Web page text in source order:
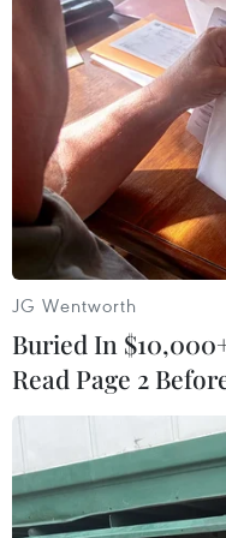
phương, chiếm
phủ giao./.
JG Wentworth
Buried In
Read Page 2